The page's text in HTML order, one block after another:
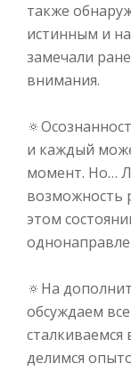
также
истинным и
замечали
внимания.⠀
🔅
и каждый
момент. Но…
возможность
этом
🔅 На
обсуждаем
делимся